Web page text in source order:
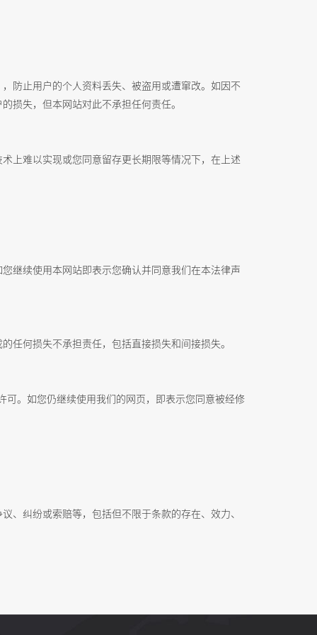
，防止用户的个人资料丢失、被盗用或遭窜改。如因不
损失，但本网站对此不承担任何责任。
上难以实现或您同意留存更长期限等情况下，在上述
继续使用本网站即表示您确认并同意我们在本法律声
任何损失不承担责任，包括直接损失和间接损失。
。如您仍继续使用我们的网页，即表示您同意被经修
、纠纷或索赔等，包括但不限于条款的存在、效力、